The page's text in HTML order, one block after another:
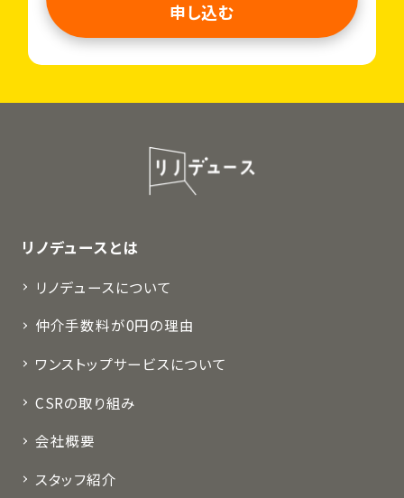
申し込む
リノデュースとは
リノデュースについて
仲介手数料が0円の理由
ワンストップサービスについて
CSRの取り組み
会社概要
スタッフ紹介